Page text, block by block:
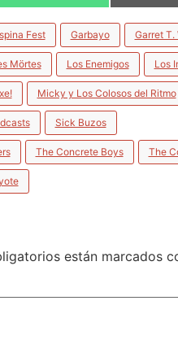
Fest Garbayo Garret T.
Mörtes Los Enemigos Los
Micky y Los Colosos del Ritmo
Sick Buzos
The Concrete Boys The
están marcados